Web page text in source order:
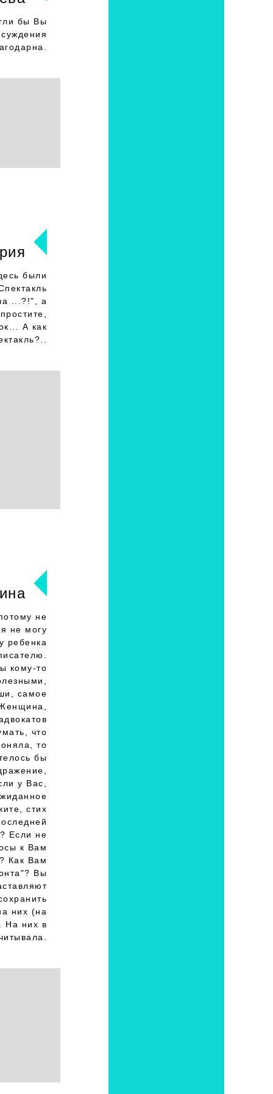
бы Вы
были
...?!", а
А как
не
не могу
ребенка
кому-то
самое
что
то
бы
у Вас,
стих
Если не
к Вам
Как Вам
Вы
них (на
На них в